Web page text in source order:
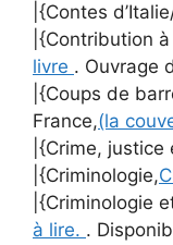
|{Contes
|{Contribution
livre . Ouvrage
|{Coups de
France,(la
|{Crime,
|{Criminologie,
|{Criminologie
à lire. .